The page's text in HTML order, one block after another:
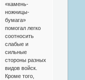
«камень-
ножницы-
бумага»
помогал легко
соотносить
слабые и
сильные
стороны разных
видов войск.
Кроме того,